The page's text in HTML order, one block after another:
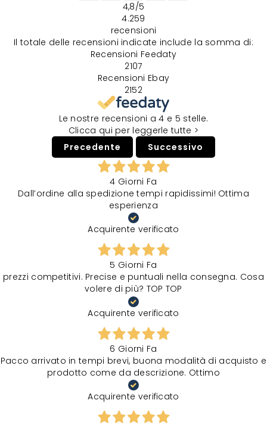
4,8/5
4.259
recensioni
Il totale delle recensioni indicate include la somma di:
Recensioni Feedaty
2107
Recensioni Ebay
2152
Le nostre recensioni a 4 e 5 stelle.
Clicca qui per leggerle tutte >
Precedente
Successivo
4 Giorni Fa
Dall’ordine alla spedizione tempi rapidissimi! Ottima
esperienza
Acquirente verificato
5 Giorni Fa
prezzi competitivi. Precise e puntuali nella consegna. Cosa
volere di più? TOP TOP
Acquirente verificato
6 Giorni Fa
Pacco arrivato in tempi brevi, buona modalità di acquisto e
prodotto come da descrizione. Ottimo
Acquirente verificato